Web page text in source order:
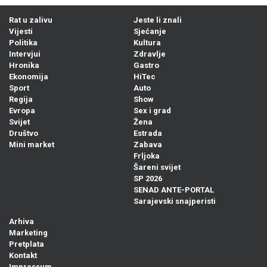
Rat u zalivu
Vijesti
Politika
Intervjui
Hronika
Ekonomija
Sport
Regija
Evropa
Svijet
Društvo
Mini market
Jeste li znali
Sjećanje
Kultura
Zdravlje
Gastro
HiTec
Auto
Show
Sex i grad
Žena
Estrada
Zabava
Frljoka
Šareni svijet
SP 2026
SENAD ANTE-PORTAL
Sarajevski snajperisti
Arhiva
Marketing
Pretplata
Kontakt